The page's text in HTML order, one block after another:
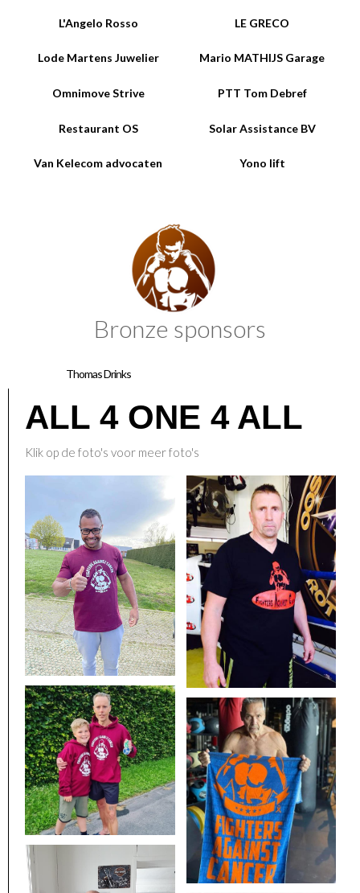
L'Angelo Rosso LE GRECO
Lode Martens Juwelier Mario MATHIJS Garage
Omnimove Strive PTT Tom Debref
Restaurant OS Solar Assistance BV
Van Kelecom advocaten Yono lift
Bronze sponsors
Thomas Drinks
ALL 4 ONE 4 ALL
Klik op de foto's voor meer foto's